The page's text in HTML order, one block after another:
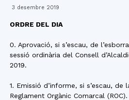
3 desembre 2019
ORDRE DEL DIA
0. Aprovació, si s’escau, de
sessió ordinària del Consell
2019.
1. Emissió d’informe, si s’escau,
Reglament Orgànic Comarcal (ROC).